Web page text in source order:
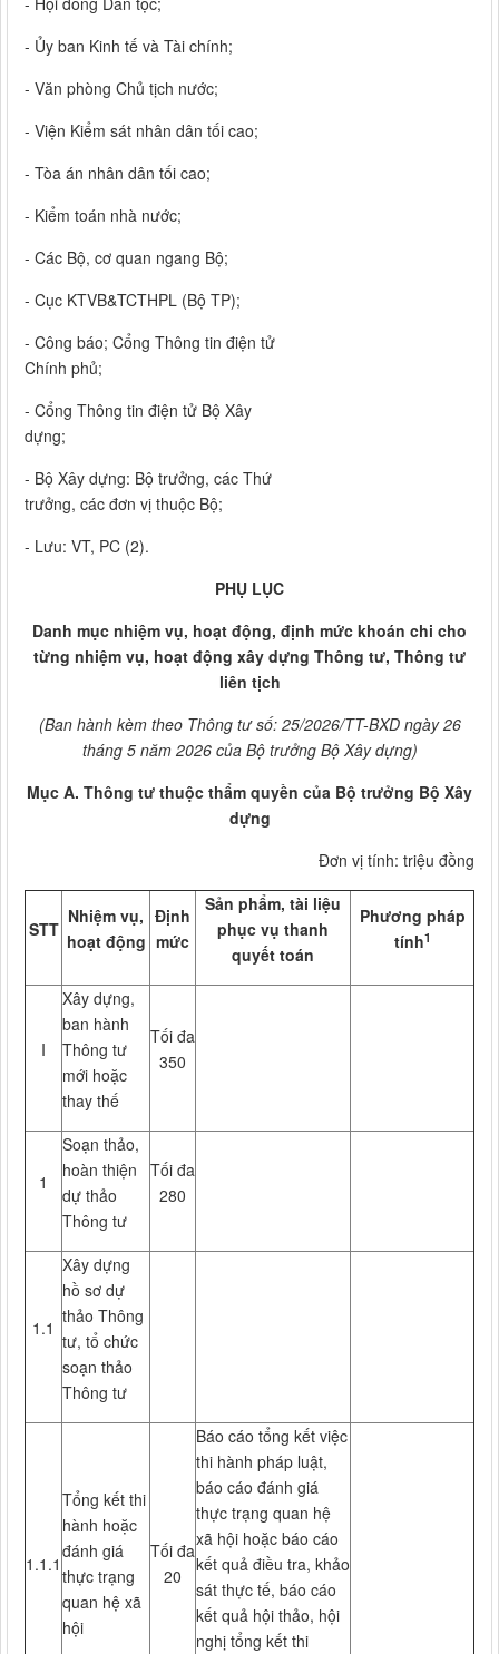
- Ủy ban Kinh tế và Tài chính;
- Văn phòng Chủ tịch nước;
- Viện Kiểm sát nhân dân tối cao;
- Tòa án nhân dân tối cao;
- Kiểm toán nhà nước;
- Các Bộ, cơ quan ngang Bộ;
- Cục KTVB&TCTHPL (Bộ TP);
- Công báo; Cổng Thông tin điện tử
Chính phủ;
- Cổng Thông tin điện tử Bộ Xây
dựng;
- Bộ Xây dựng: Bộ trưởng, các Thứ
trưởng, các đơn vị thuộc Bộ;
- Lưu: VT, PC (2).
PHỤ LỤC
Danh mục nhiệm vụ, hoạt động, định mức khoán chi cho
từng nhiệm vụ, hoạt động xây dựng Thông tư, Thông tư
liên tịch
(Ban hành kèm theo Thông tư số: 25/2026/TT-BXD ngày 26
tháng 5 năm 2026 của Bộ trưởng Bộ Xây dựng)
Mục A. Thông tư thuộc thẩm quyền của Bộ trưởng Bộ Xây
dựng
Đơn vị tính: triệu đồng
STT
Nhiệm vụ,
hoạt động
Định
mức
Sản phẩm, tài liệu
phục vụ thanh
quyết toán
Phương pháp
tính1
I
Xây dựng,
ban hành
Thông tư
mới hoặc
thay thế
Tối đa
350
1
Soạn thảo,
hoàn thiện
dự thảo
Thông tư
Tối đa
280
1.1
Xây dựng
hồ sơ dự
thảo Thông
tư, tổ chức
soạn thảo
Thông tư
1.1.1
Tổng kết thi
hành hoặc
đánh giá
thực trạng
quan hệ xã
hội
Tối đa
20
Báo cáo tổng kết việc
thi hành pháp luật,
báo cáo đánh giá
thực trạng quan hệ
xã hội hoặc báo cáo
kết quả điều tra, khảo
sát thực tế, báo cáo
kết quả hội thảo, hội
nghị tổng kết thi